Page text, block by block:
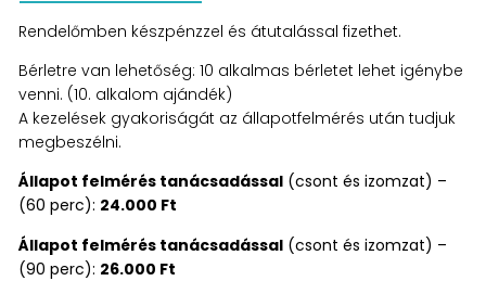
Rendelőmben készpénzzel és átutalással fizethet.
Bérletre van lehetőség: 10 alkalmas bérletet lehet igénybe
venni. (10. alkalom ajándék)
A kezelések gyakoriságát az állapotfelmérés után tudjuk
megbeszélni.
Állapot felmérés tanácsadással(csont és izomzat) –
(60 perc): 24.000 Ft
Állapot felmérés tanácsadással(csont és izomzat) –
(90 perc): 26.000 Ft